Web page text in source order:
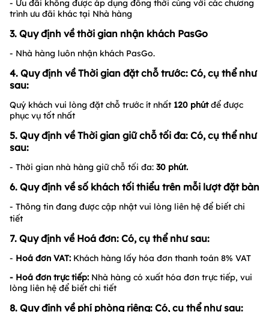
- Ưu đãi không được áp dụng các ngày: Tháng 1 ( Ngày 1);
Tháng 2 (Ngày 14); Tháng 3 (Ngày 8); Tháng 4 (Ngày 30);
Tháng 5 (Ngày 1); Tháng 6 (Ngày 1); Tháng 9 (Ngày 2); Tháng
10 (Ngày 20); Tháng 11 (Ngày 20); Tháng 12 (Ngày 24, 25, 31)
& 10/3 Âm Lịch
- Ưu đãi không được áp dụng đồng thời cùng với các chương
trình ưu đãi khác tại Nhà hàng
3. Quy định về thời gian nhận khách PasGo
- Nhà hàng luôn nhận khách PasGo.
4. Quy định về Thời gian đặt chỗ trước: Có, cụ thể như
sau:
Quý khách vui lòng đặt chỗ trước ít nhất120 phút
phục vụ tốt nhất
5. Quy định về Thời gian giữ chỗ tối đa: Có, cụ thể như
sau:
- Thời gian nhà hàng giữ chỗ tối đa: 30phút.
6. Quy định về số khách tối thiểu trên mỗi lượt đặt bàn
- Thông tin đang được cập nhật vui lòng liên hệ để biết chi
tiết
7. Quy định về Hoá đơn: Có, cụ thể như sau: